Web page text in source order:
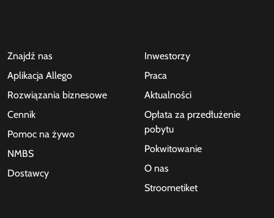
Znajdź nas
Aplikacja Allego
Rozwiązania biznesowe
Cennik
Pomoc na żywo
NMBS
Dostawcy
Inwestorzy
Praca
Aktualności
Opłata za przedłużenie
pobytu
Pokwitowanie
O nas
Stroometiket